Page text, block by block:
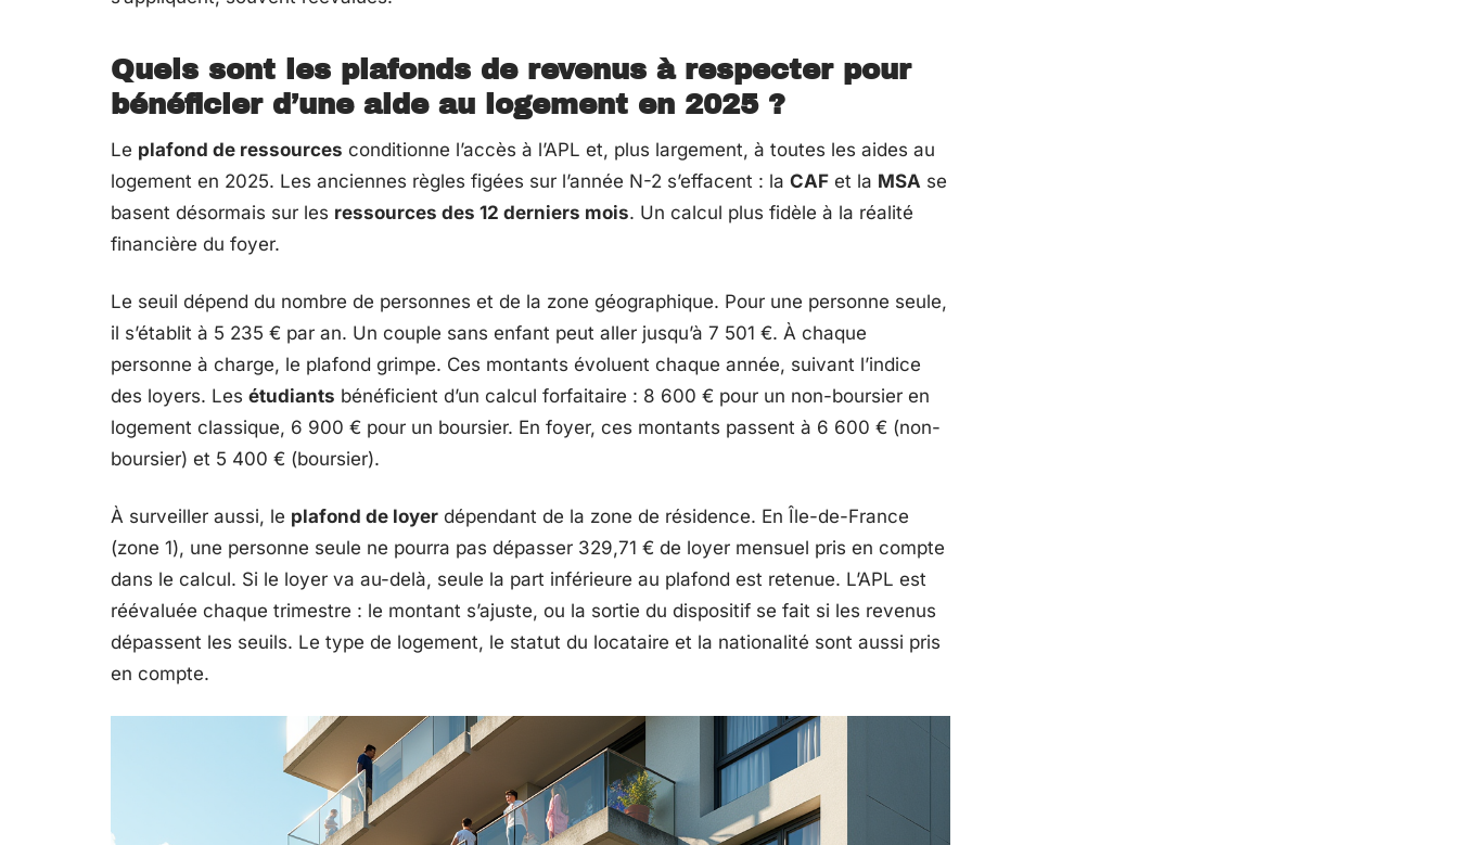
Quels sont les plafonds de revenus à respecter pour
bénéficier d’une aide au logement en 2025 ?
Le plafond de ressources conditionne l’accès à l’APL et, plus largement, à toutes les aides au
logement en 2025. Les anciennes règles figées sur l’année N-2 s’effacent : la CAF et la MSA se
basent désormais sur les ressources des 12 derniers mois. Un calcul plus fidèle à la réalité
financière du foyer.
Le seuil dépend du nombre de personnes et de la zone géographique. Pour une personne seule,
il s’établit à 5 235 € par an. Un couple sans enfant peut aller jusqu’à 7 501 €. À chaque
personne à charge, le plafond grimpe. Ces montants évoluent chaque année, suivant l’indice
des loyers. Les étudiants bénéficient d’un calcul forfaitaire : 8 600 € pour un non-boursier en
logement classique, 6 900 € pour un boursier. En foyer, ces montants passent à 6 600 € (non-
boursier) et 5 400 € (boursier).
À surveiller aussi, le plafond de loyer dépendant de la zone de résidence. En Île-de-France
(zone 1), une personne seule ne pourra pas dépasser 329,71 € de loyer mensuel pris en compte
dans le calcul. Si le loyer va au-delà, seule la part inférieure au plafond est retenue. L’APL est
réévaluée chaque trimestre : le montant s’ajuste, ou la sortie du dispositif se fait si les revenus
dépassent les seuils. Le type de logement, le statut du locataire et la nationalité sont aussi pris
en compte.